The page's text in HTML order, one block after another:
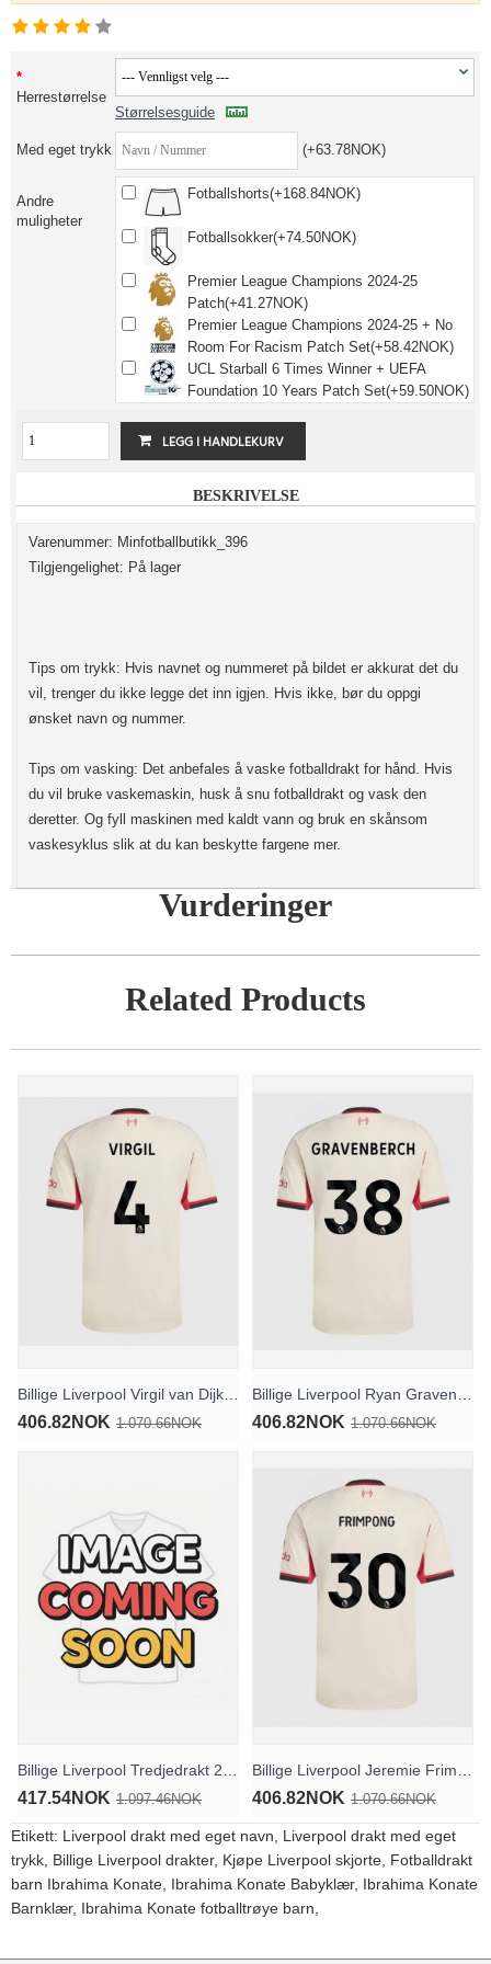
Herrestørrelse
Størrelsesguide
Med eget trykk (+63.78NOK)
Andre
muligheter
Fotballshorts(+168.84NOK)
Fotballsokker(+74.50NOK)
Premier League Champions 2024-25
Patch(+41.27NOK)
Premier League Champions 2024-25 + No
Room For Racism Patch Set(+58.42NOK)
UCL Starball 6 Times Winner + UEFA
Foundation 10 Years Patch Set(+59.50NOK)
BESKRIVELSE
Varenummer: Minfotballbutikk_396
Tilgjengelighet: På lager
Tips om trykk: Hvis navnet og nummeret på bildet er akkurat det du
vil, trenger du ikke legge det inn igjen. Hvis ikke, bør du oppgi
ønsket navn og nummer.
Tips om vasking: Det anbefales å vaske fotballdrakt for hånd. Hvis
du vil bruke vaskemaskin, husk å snu fotballdrakt og vask den
deretter. Og fyll maskinen med kaldt vann og bruk en skånsom
vaskesyklus slik at du kan beskytte fargene mer.
Vurderinger
Related Products
406.82NOK 1.070.66NOK 406.82NOK 1.070.66NOK
417.54NOK 1.097.46NOK 406.82NOK 1.070.66NOK
Etikett: Liverpool drakt med eget navn
Liverpool drakt med eget
trykk Billige Liverpool drakter, Kjøpe Liverpool skjorte Fotballdrakt
barn Ibrahima Konate Ibrahima Konate Babyklær, Ibrahima Konate
Barnklær, Ibrahima Konate fotballtrøye barn